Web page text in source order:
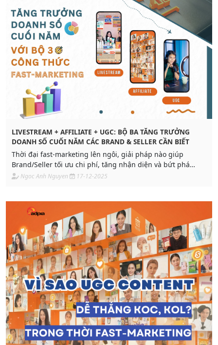
LIVESTREAM + AFFILIATE + UGC: BỘ BA TĂNG TRƯỞNG
DOANH SỐ CUỐI NĂM CÁC BRAND & SELLER CẦN BIẾT
Thời đại fast-marketing lên ngôi, giải pháp nào giúp
Brand/Seller tối ưu chi phí, tăng nhận diện và bứt phá
doanh số trong thời gian ngắn? Xem bài viết để hiểu và áp
Ngoc Anh Nguyen 17-12-2025